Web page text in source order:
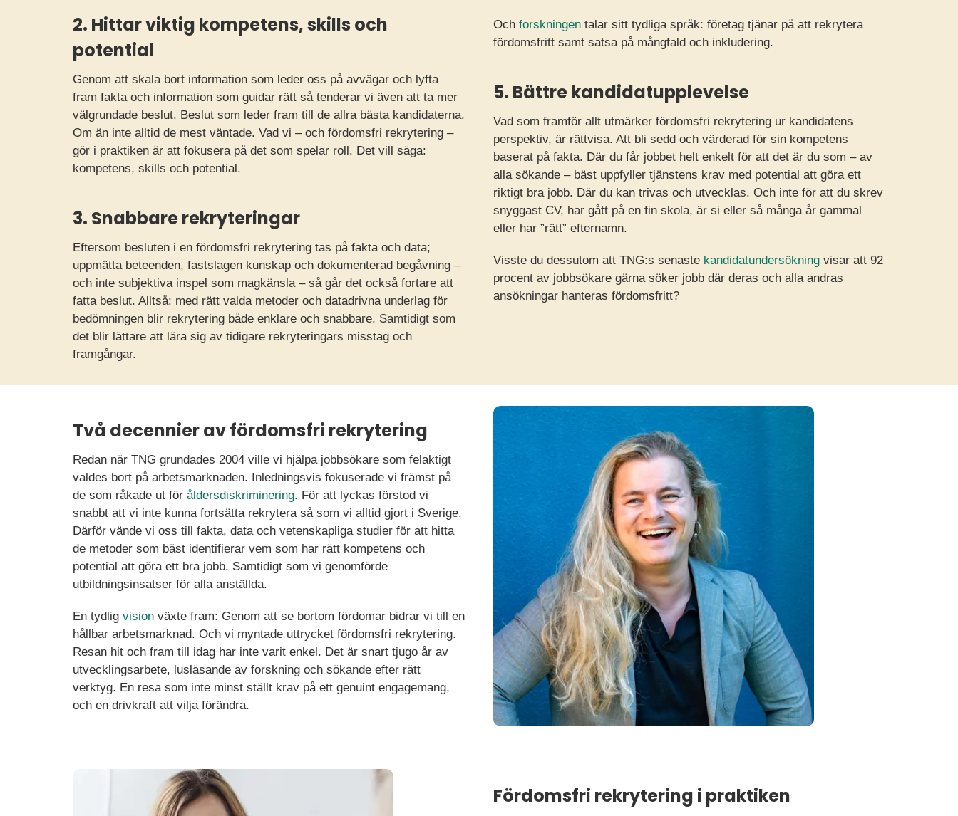
2. Hittar viktig kompetens, skills och
potential
Genom att skala bort information som leder oss på avvägar och lyfta
fram fakta och information som guidar rätt så tenderar vi även att ta mer
välgrundade beslut. Beslut som leder fram till de allra bästa kandidaterna.
Om än inte alltid de mest väntade. Vad vi – och fördomsfri rekrytering –
gör i praktiken är att fokusera på det som spelar roll. Det vill säga:
kompetens, skills och potential.
3. Snabbare rekryteringar
Eftersom besluten i en fördomsfri rekrytering tas på fakta och data;
uppmätta beteenden, fastslagen kunskap och dokumenterad begåvning –
och inte subjektiva inspel som magkänsla – så går det också fortare att
fatta beslut. Alltså: med rätt valda metoder och datadrivna underlag för
bedömningen blir rekrytering både enklare och snabbare. Samtidigt som
det blir lättare att lära sig av tidigare rekryteringars misstag och
framgångar.
Och forskningen talar sitt tydliga språk: företag tjänar på att rekrytera
fördomsfritt samt satsa på mångfald och inkludering.
5. Bättre kandidatupplevelse
Vad som framför allt utmärker fördomsfri rekrytering ur kandidatens
perspektiv, är rättvisa. Att bli sedd och värderad för sin kompetens
baserat på fakta. Där du får jobbet helt enkelt för att det är du som – av
alla sökande – bäst uppfyller tjänstens krav med potential att göra ett
riktigt bra jobb. Där du kan trivas och utvecklas. Och inte för att du skrev
snyggast CV, har gått på en fin skola, är si eller så många år gammal
eller har ”rätt” efternamn.
Visste du dessutom att TNG:s senaste kandidatundersökning visar att 92
procent av jobbsökare gärna söker jobb där deras och alla andras
ansökningar hanteras fördomsfritt?
Två decennier av fördomsfri rekrytering
Redan när TNG grundades 2004 ville vi hjälpa jobbsökare som felaktigt
valdes bort på arbetsmarknaden. Inledningsvis fokuserade vi främst på
de som råkade ut för åldersdiskriminering. För att lyckas förstod vi
snabbt att vi inte kunna fortsätta rekrytera så som vi alltid gjort i Sverige.
Därför vände vi oss till fakta, data och vetenskapliga studier för att hitta
de metoder som bäst identifierar vem som har rätt kompetens och
potential att göra ett bra jobb. Samtidigt som vi genomförde
utbildningsinsatser för alla anställda.
En tydlig vision växte fram: Genom att se bortom fördomar bidrar vi till en
hållbar arbetsmarknad. Och vi myntade uttrycket fördomsfri rekrytering.
Resan hit och fram till idag har inte varit enkel. Det är snart tjugo år av
utvecklingsarbete, lusläsande av forskning och sökande efter rätt
verktyg. En resa som inte minst ställt krav på ett genuint engagemang,
och en drivkraft att vilja förändra.
Fördomsfri rekrytering i praktiken